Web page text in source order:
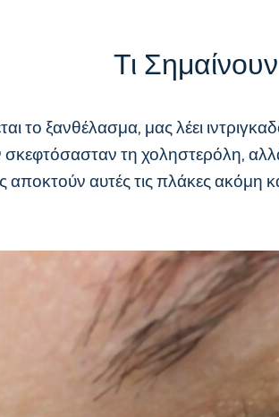
Τι
το ξανθέλασμα, μας λέει
τη χοληστερόλη,
αποκτούν αυτές τις πλάκες ακόμη